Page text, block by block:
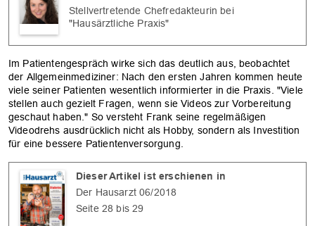
Stellvertretende Chefredakteurin bei
"Hausärztliche Praxis"
Im Patientengespräch wirke sich das deutlich aus, beobachtet
der Allgemeinmediziner: Nach den ersten Jahren kommen heute
viele seiner Patienten wesentlich informierter in die Praxis. "Viele
stellen auch gezielt Fragen, wenn sie Videos zur Vorbereitung
geschaut haben." So versteht Frank seine regelmäßigen
Videodrehs ausdrücklich nicht als Hobby, sondern als Investition
für eine bessere Patientenversorgung.
Dieser Artikel ist erschienen in
Der Hausarzt 06/2018
Seite 28 bis 29